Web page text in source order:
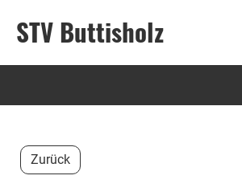
STV Buttisholz
Zurück